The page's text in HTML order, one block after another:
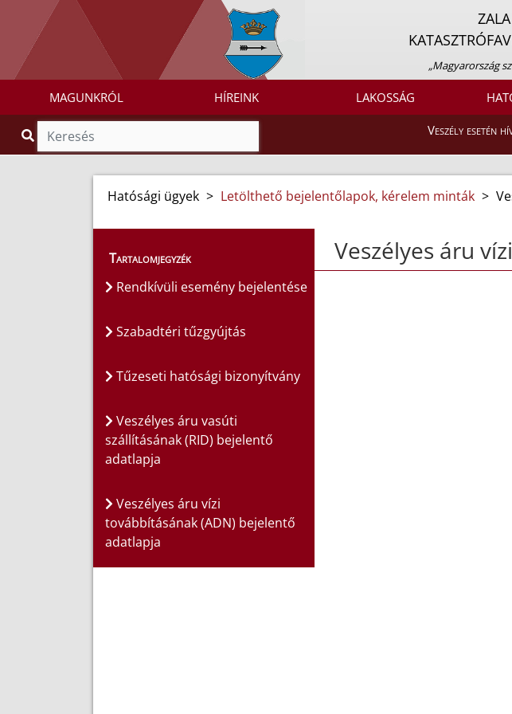
„Magyarország
MAGUNKRÓL HÍREINK LAKOSSÁG
Veszély esetén
Hatósági ügyek > Letölthető bejelentőlapok, kérelem minták >
Tartalomjegyzék
Rendkívüli esemény bejelentése
Szabadtéri tűzgyújtás
Tűzeseti hatósági bizonyítvány
Veszélyes áru vasúti
szállításának (RID) bejelentő
adatlapja
Veszélyes áru vízi
továbbításának (ADN) bejelentő
adatlapja
Veszélyes áru